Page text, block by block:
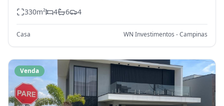
330m² 4 6 4
Casa WN Investimentos - Campinas
Venda